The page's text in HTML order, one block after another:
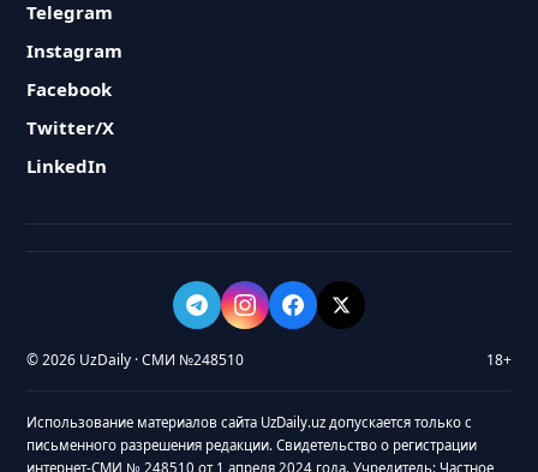
Telegram
Instagram
Facebook
Twitter/X
LinkedIn
© 2026 UzDaily · СМИ №248510 18+
Использование материалов сайта UzDaily.uz допускается только с
письменного разрешения редакции. Свидетельство о регистрации
интернет-СМИ № 248510 от 1 апреля 2024 года. Учредитель: Частное